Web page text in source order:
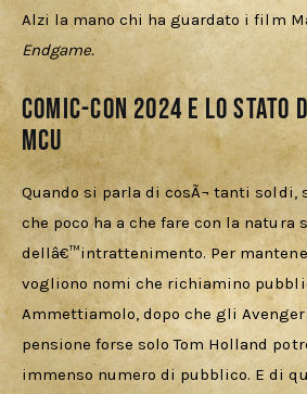
Alzi la mano chi ha guardato i film
Endgame.
Comic-Con 2024 e lo
MCU
Quando si parla di cosÃ¬ tanti soldi,
che poco ha a che fare con la natura
dellâ€™intrattenimento. Per
vogliono nomi che richiamino
Ammettiamolo, dopo che gli
pensione forse solo Tom Holland
immenso numero di pubblico. E di